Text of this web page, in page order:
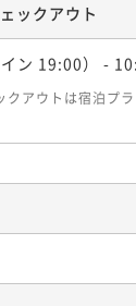
決済可
IN 15:00 -
1泊2食）
- 19:00
ックアウト
ン 19:00） -
アウトは宿泊プ